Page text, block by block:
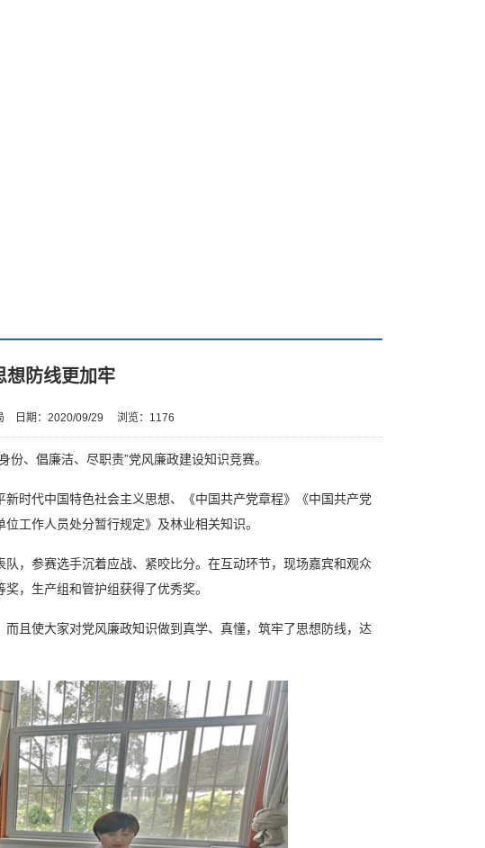
想防线更加牢
日期：2020/09/29 浏览： 1176
、倡廉洁、尽职责”党风廉政建设知识竞赛。
代中国特色社会主义思想、《中国共产党章程》《中国共产党
工作人员处分暂行规定》及林业相关知识。
参赛选手沉着应战、紧咬比分。在互动环节，现场嘉宾和观众
，生产组和管护组获得了优秀奖。
使大家对党风廉政知识做到真学、真懂，筑牢了思想防线，达